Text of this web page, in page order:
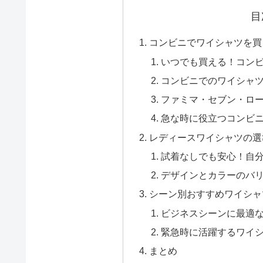
コンビニでワイシャツを
いつでも買える！コン
コンビニでのワイシャ
ファミマ・セブン・ロ
急な時に役立つコンビ
レディースワイシャツの
試着なしでも安心！自
デザインとカラーのバ
シーン別おすすめワイシ
ビジネスシーンに最適
緊急時に活躍するワイ
まとめ